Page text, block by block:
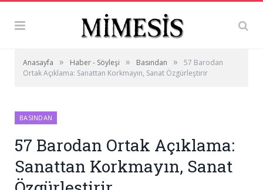
Anasayfa » Haber - Söyleşi » Basından »
57 Barodan
Ortak Açıklama: Sanattan Korkmayın, Sanat Özgürleştirir
BASINDAN
57 Barodan Ortak Açıklama:
Sanattan Korkmayın, Sanat